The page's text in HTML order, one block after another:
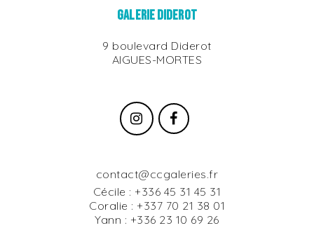
GALERIE DIDEROT
9 boulevard Diderot
AIGUES-MORTES
contact@ccgaleries.fr
Cécile : +336 45 31 45 31
Coralie : +337 70 21 38 01
Yann : +336 23 10 69 26